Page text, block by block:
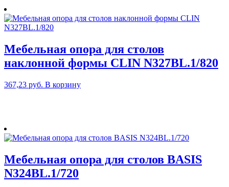
Мебельная опора для столов
наклонной формы CLIN N327BL.1/820
367,23 руб. В корзину
Мебельная опора для столов BASIS
N324BL.1/720